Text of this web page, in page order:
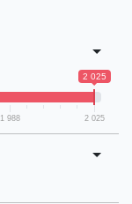
2 025
1 988 2 025